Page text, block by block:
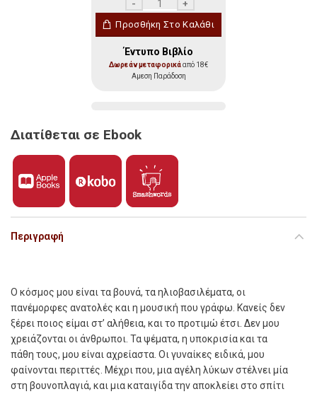
Προσθήκη Στο Καλάθι
Έντυπο Βιβλίο
Δωρεάν μεταφορικάαπό 18€
Αμεση Παράδοση
Διατίθεται σε Ebook
Περιγραφή
Ο κόσµος µου είναι τα βουνά, τα ηλιοβασιλέµατα, οι
πανέµορφες ανατολές και η µουσική που γράφω. Κανείς δεν
ξέρει ποιος είµαι στ’ αλήθεια, και το προτιµώ έτσι. Δεν µου
χρειάζονται οι άνθρωποι. Τα ψέµατα, η υποκρισία και τα
πάθη τους, µου είναι αχρείαστα. Οι γυναίκες ειδικά, µου
φαίνονται περιττές. Μέχρι που, µια αγέλη λύκων στέλνει µία
στη βουνοπλαγιά, και µια καταιγίδα την αποκλείει στο σπίτι